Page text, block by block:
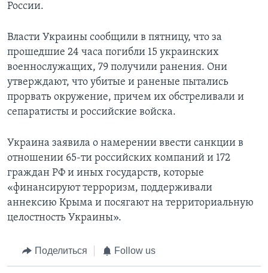
России.
Власти Украины сообщили в пятницу, что за
прошедшие 24 часа погибли 15 украинских
военнослужащих, 79 получили ранения. Они
утверждают, что убитые и раненые пытались
прорвать окружение, причем их обстреливали и
сепаратисты и российские войска.
Украина заявила о намерении ввести санкции в
отношении 65-ти российских компаний и 172
граждан РФ и иных государств, которые
«финансируют терроризм, поддерживали
аннексию Крыма и посягают на территориальную
целостность Украины».
Поделиться Follow us